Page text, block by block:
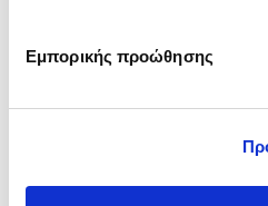
Εμπορικής προώθησης